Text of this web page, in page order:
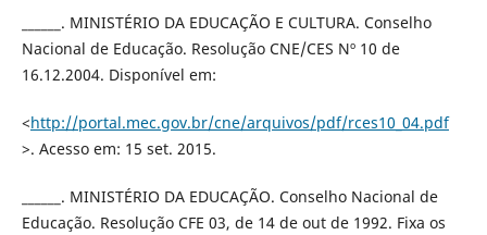
______. MINISTÉRIO DA EDUCAÇÃO E CULTURA. Conselho
Nacional de Educação. Resolução CNE/CES Nº 10 de
16.12.2004. Disponível em:
<http://portal.mec.gov.br/cne/arquivos/pdf/rces10_04.pdf
>. Acesso em: 15 set. 2015.
______. MINISTÉRIO DA EDUCAÇÃO. Conselho Nacional de
Educação. Resolução CFE 03, de 14 de out de 1992. Fixa os